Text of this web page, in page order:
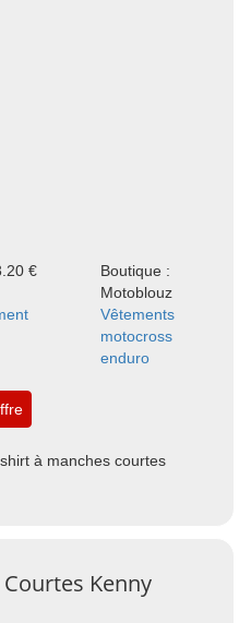
€
Boutique :
Motoblouz
Vêtements
motocross
enduro
à manches courtes
Kenny